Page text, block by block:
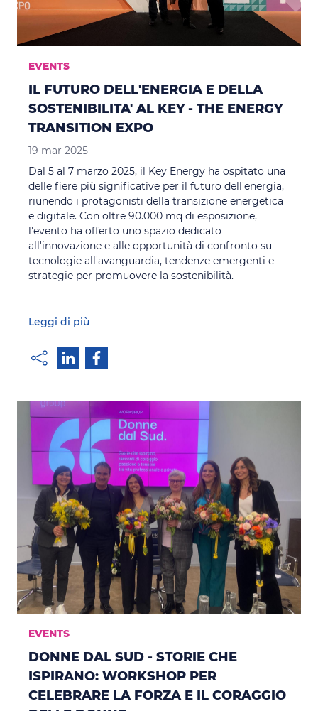
EVENTS
IL FUTURO DELL'ENERGIA E DELLA
SOSTENIBILITA' AL KEY - THE ENERGY
TRANSITION EXPO
19 mar 2025
Dal 5 al 7 marzo 2025, il Key Energy ha ospitato una
delle fiere più significative per il futuro dell'energia,
riunendo i protagonisti della transizione energetica
e digitale. Con oltre 90.000 mq di esposizione,
l'evento ha offerto uno spazio dedicato
all'innovazione e alle opportunità di confronto su
tecnologie all'avanguardia, tendenze emergenti e
strategie per promuovere la sostenibilità.
Leggi di più
EVENTS
DONNE DAL SUD - STORIE CHE
ISPIRANO: WORKSHOP PER
CELEBRARE LA FORZA E IL CORAGGIO